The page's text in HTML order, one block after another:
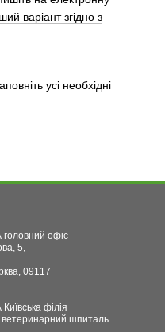
варіант згідно з
усі необхідні
головний офіс
5,
09117
філія
ветеринарний шпиталь